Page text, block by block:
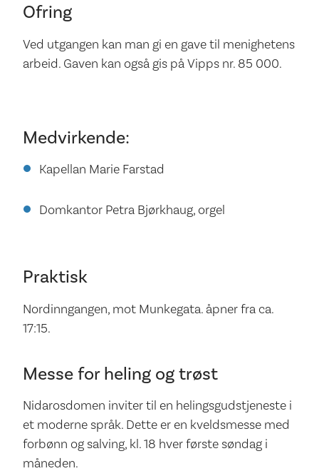
Ofring
Ved utgangen kan man gi en gave til menighetens
arbeid. Gaven kan også gis på Vipps nr. 85 000.
Medvirkende:
Kapellan Marie Farstad
Domkantor Petra Bjørkhaug, orgel
Praktisk
Nordinngangen, mot Munkegata. åpner fra ca.
17:15.
Messe for heling og trøst
Nidarosdomen inviter til en helingsgudstjeneste i
et moderne språk. Dette er en kveldsmesse med
forbønn og salving, kl. 18 hver første søndag i
måneden.